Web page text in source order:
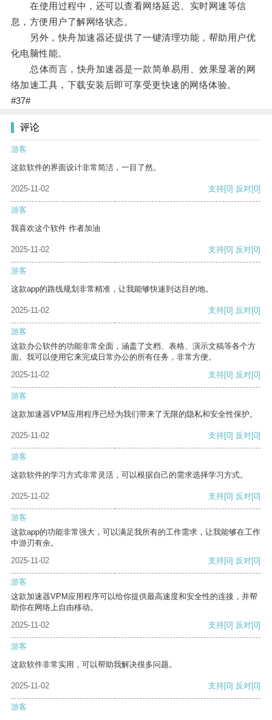
在使用过程中，还可以查看网络延迟、实时网速等信
息，方便用户了解网络状态。
另外，快舟加速器还提供了一键清理功能，帮助用户优
化电脑性能。
总体而言，快舟加速器是一款简单易用、效果显著的网
络加速工具，下载安装后即可享受更快速的网络体验。
#37#
评论
游客
这款软件的界面设计非常简洁，一目了然。
2025-11-02 支持[0] 反对[0]
游客
我喜欢这个软件 作者加油
2025-11-02 支持[0] 反对[0]
游客
这款app的路线规划非常精准，让我能够快速到达目的地。
2025-11-02 支持[0] 反对[0]
游客
这款办公软件的功能非常全面，涵盖了文档、表格、演示文稿等各个方
面。我可以使用它来完成日常办公的所有任务，非常方便。
2025-11-02
支持[0] 反对[0]
游客
这款加速器VPM应用程序已经为我们带来了无限的隐私和安全性保护。
2025-11-02 支持[0] 反对[0]
游客
这款软件的学习方式非常灵活，可以根据自己的需求选择学习方式。
2025-11-02 支持[0] 反对[0]
游客
这款app的功能非常强大，可以满足我所有的工作需求，让我能够在工作
中游刃有余。
2025-11-02
支持[0] 反对[0]
游客
这款加速器VPM应用程序可以给你提供最高速度和安全性的连接，并帮
助你在网络上自由移动。
2025-11-02
支持[0] 反对[0]
游客
这款软件非常实用，可以帮助我解决很多问题。
2025-11-02 支持[0] 反对[0]
游客